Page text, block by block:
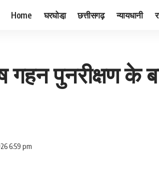
Home घरघोडा़ छत्तीसगढ़ न्यायधानी
गहन पुनरीक्षण के
6:59 pm